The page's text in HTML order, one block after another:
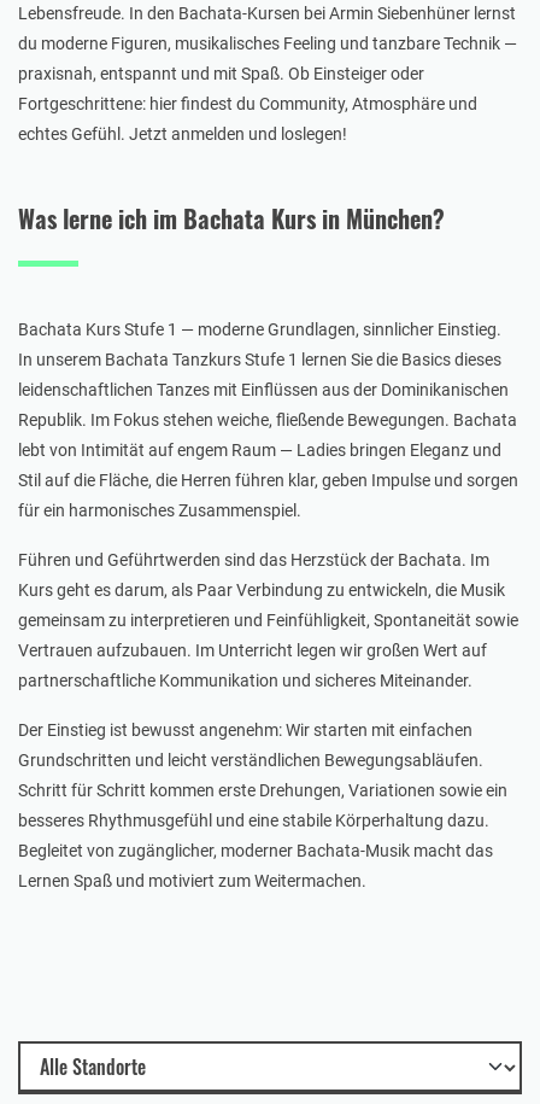
Lebensfreude. In den Bachata-Kursen bei Armin Siebenhüner lernst
du moderne Figuren, musikalisches Feeling und tanzbare Technik —
praxisnah, entspannt und mit Spaß. Ob Einsteiger oder
Fortgeschrittene: hier findest du Community, Atmosphäre und
echtes Gefühl. Jetzt anmelden und loslegen!
Was lerne ich im Bachata Kurs in München?
Bachata Kurs Stufe 1 — moderne Grundlagen, sinnlicher Einstieg.
In unserem Bachata Tanzkurs Stufe 1 lernen Sie die Basics dieses
leidenschaftlichen Tanzes mit Einflüssen aus der Dominikanischen
Republik. Im Fokus stehen weiche, fließende Bewegungen. Bachata
lebt von Intimität auf engem Raum — Ladies bringen Eleganz und
Stil auf die Fläche, die Herren führen klar, geben Impulse und sorgen
für ein harmonisches Zusammenspiel.
Führen und Geführtwerden sind das Herzstück der Bachata. Im
Kurs geht es darum, als Paar Verbindung zu entwickeln, die Musik
gemeinsam zu interpretieren und Feinfühligkeit, Spontaneität sowie
Vertrauen aufzubauen. Im Unterricht legen wir großen Wert auf
partnerschaftliche Kommunikation und sicheres Miteinander.
Der Einstieg ist bewusst angenehm: Wir starten mit einfachen
Grundschritten und leicht verständlichen Bewegungsabläufen.
Schritt für Schritt kommen erste Drehungen, Variationen sowie ein
besseres Rhythmusgefühl und eine stabile Körperhaltung dazu.
Begleitet von zugänglicher, moderner Bachata-Musik macht das
Lernen Spaß und motiviert zum Weitermachen.